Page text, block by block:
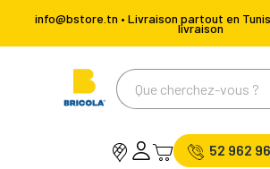
info@bstore.tn • Livraison partout en
livraison
52 962